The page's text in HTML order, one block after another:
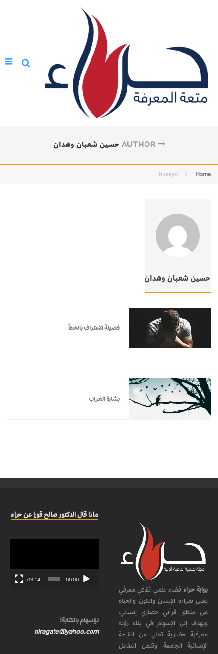
AUTHOR حسين شعبان وهدان
Home
huseyn
حسين شعبان وهدان
فضيلة الاعتراف بالخطأ
بشارة الغراب
بوابة حراء فضاء علمي ثقافي معرفي
يعنى بقراءة الإنسان والكون والحياة
من منظور قرآني حضاري إنساني،
ويهدف إلى الإسهام في بناء رؤية
معرفية حضارية تعلي من القيمة
الإنسانية الجامعة، وتثمن التفاعل
ماذا قال الدكتور صالح قورا عن حراء
00:00
03:14
للإسهام بالكتابة:
hiragate@yahoo.com